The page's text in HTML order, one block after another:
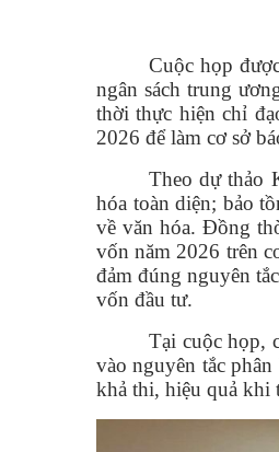
Cuộc họp
ngân sách trung
thời thực hiện chỉ
2026 để làm cơ sở
Theo dự thảo
hóa toàn diện; bảo
về văn hóa. Đồng
vốn năm 2026 trên
đảm đúng nguyên
vốn đầu tư.
Tại cuộc họp,
vào nguyên tắc
khả thi, hiệu quả khi